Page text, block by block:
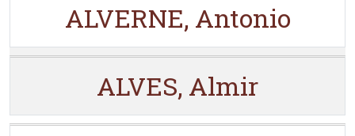
ALVERNE, Antonio
ALVES, Almir